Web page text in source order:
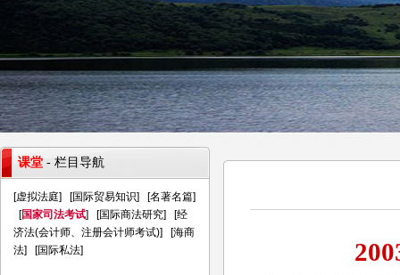
课堂 - 栏目导航
[虚拟法庭] [国际贸易知识] [名著名篇]
[国家司法考试] [国际商法研究] [经
济法(会计师、注册会计师考试)] [海商
法] [国际私法]